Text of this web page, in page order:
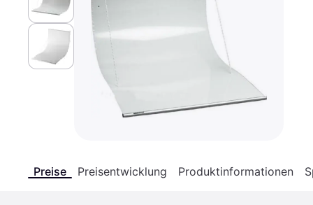
Preise Preisentwicklung Produktinformationen